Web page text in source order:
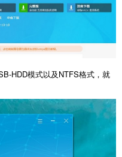
HDD模式以及NTFS格式，就